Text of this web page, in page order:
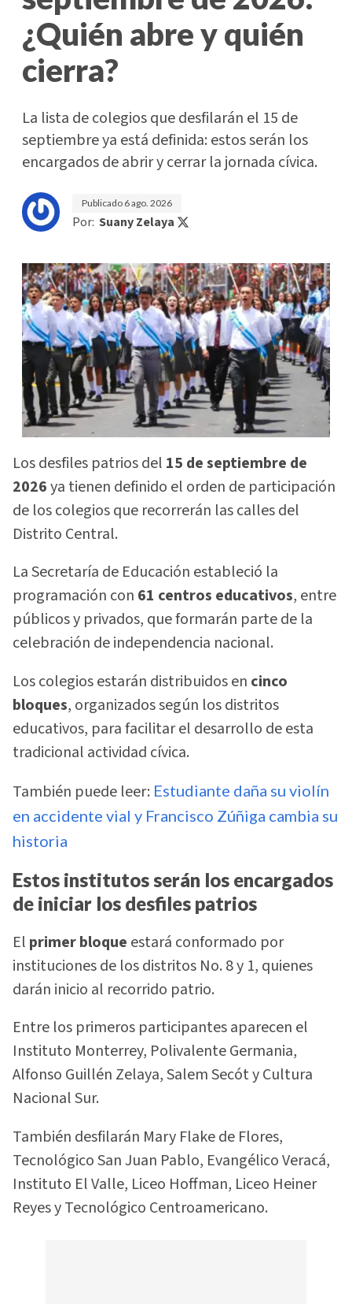
¿Quién abre y quién
cierra?
La lista de colegios que desfilarán el 15 de
septiembre ya está definida: estos serán los
encargados de abrir y cerrar la jornada cívica.
Publicado 6 ago. 2026
Por: Suany Zelaya
Los desfiles patrios del 15 de septiembre de
2026ya tienen definido el orden de participación
de los colegios que recorrerán las calles del
Distrito Central.
La Secretaría de Educación estableció la
programación con 61 centros educativos, entre
públicos y privados, que formarán parte de la
celebración de independencia nacional.
Los colegios estarán distribuidos en cinco
bloques, organizados según los distritos
educativos, para facilitar el desarrollo de esta
tradicional actividad cívica.
También puede leer: Estudiante daña su violín
en accidente vial y Francisco Zúñiga cambia su
historia
Estos institutos serán los encargados
de iniciar los desfiles patrios
El primer bloque estará conformado por
instituciones de los distritos No. 8 y 1, quienes
darán inicio al recorrido patrio.
Entre los primeros participantes aparecen el
Instituto Monterrey, Polivalente Germania,
Alfonso Guillén Zelaya, Salem Secót y Cultura
Nacional Sur.
También desfilarán Mary Flake de Flores,
Tecnológico San Juan Pablo, Evangélico Veracá,
Instituto El Valle, Liceo Hoffman, Liceo Heiner
Reyes y Tecnológico Centroamericano.